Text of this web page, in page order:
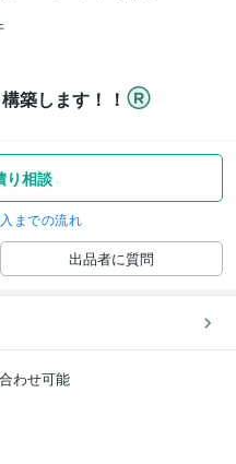
築します！！
り相談
までの流れ
出品者に質問
わせ可能